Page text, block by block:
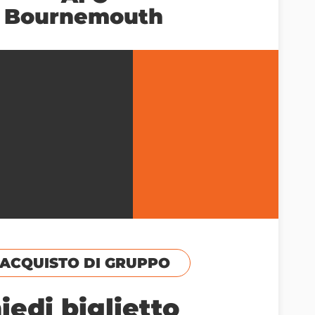
Bournemouth
ACQUISTO DI GRUPPO
biglietto